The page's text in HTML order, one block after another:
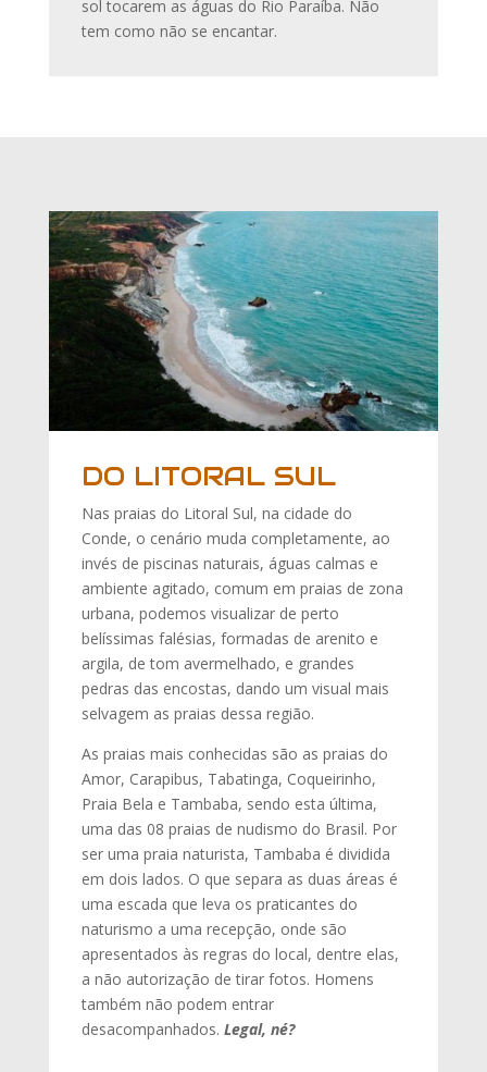
sol tocarem as águas do Rio Paraíba. Não
tem como não se encantar.
DO LITORAL SUL
Nas praias do Litoral Sul, na cidade do
Conde, o cenário muda completamente, ao
invés de piscinas naturais, águas calmas e
ambiente agitado, comum em praias de zona
urbana, podemos visualizar de perto
belíssimas falésias, formadas de arenito e
argila, de tom avermelhado, e grandes
pedras das encostas, dando um visual mais
selvagem as praias dessa região.
As praias mais conhecidas são as praias do
Amor, Carapibus, Tabatinga, Coqueirinho,
Praia Bela e Tambaba, sendo esta última,
uma das 08 praias de nudismo do Brasil. Por
ser uma praia naturista, Tambaba é dividida
em dois lados. O que separa as duas áreas é
uma escada que leva os praticantes do
naturismo a uma recepção, onde são
apresentados às regras do local, dentre elas,
a não autorização de tirar fotos. Homens
também não podem entrar
desacompanhados. Legal, né?